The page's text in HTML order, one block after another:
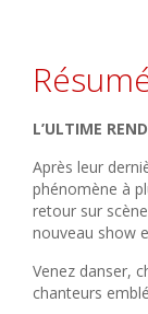
L’ULTIME
Après leur
phénomène à
retour sur
nouveau show
Venez danser,
chanteurs